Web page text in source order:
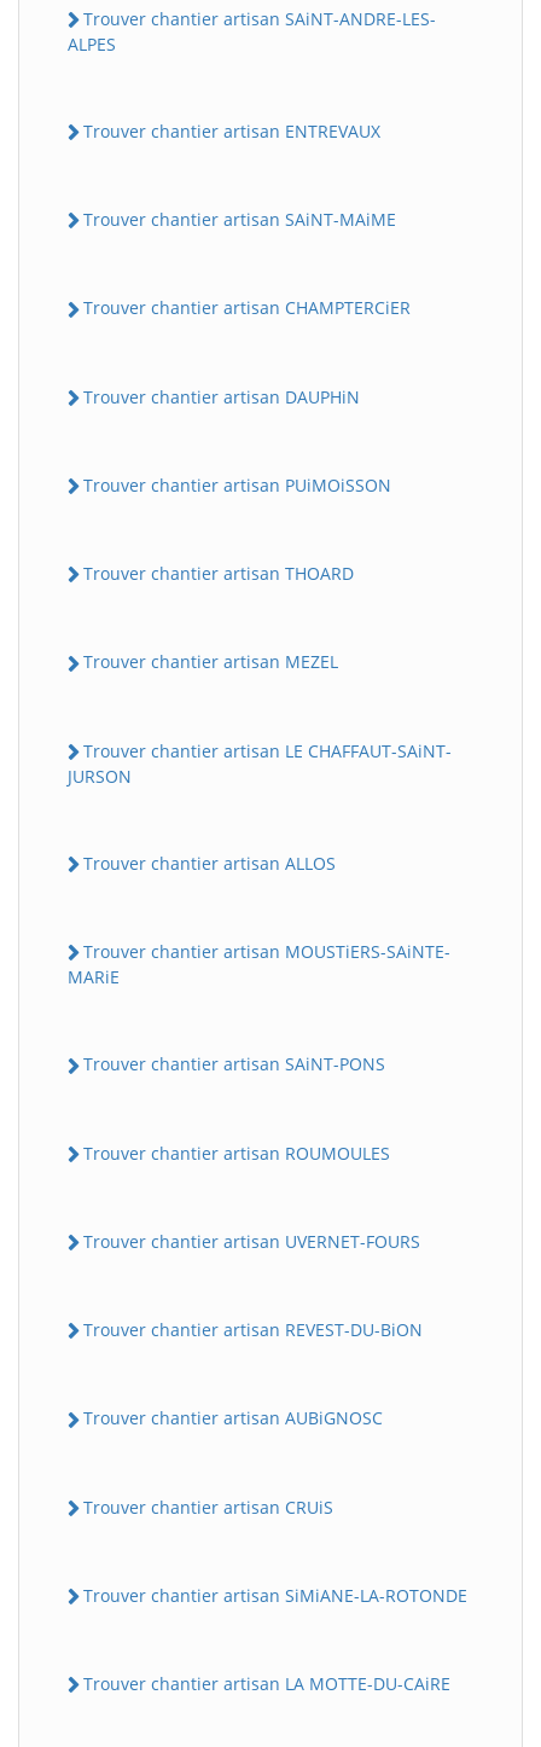
Trouver chantier artisan SAiNT-ANDRE-LES-
ALPES
Trouver chantier artisan ENTREVAUX
Trouver chantier artisan SAiNT-MAiME
Trouver chantier artisan CHAMPTERCiER
Trouver chantier artisan DAUPHiN
Trouver chantier artisan PUiMOiSSON
Trouver chantier artisan THOARD
Trouver chantier artisan MEZEL
Trouver chantier artisan LE CHAFFAUT-SAiNT-
JURSON
Trouver chantier artisan ALLOS
Trouver chantier artisan MOUSTiERS-SAiNTE-
MARiE
Trouver chantier artisan SAiNT-PONS
Trouver chantier artisan ROUMOULES
Trouver chantier artisan UVERNET-FOURS
Trouver chantier artisan REVEST-DU-BiON
Trouver chantier artisan AUBiGNOSC
Trouver chantier artisan CRUiS
Trouver chantier artisan SiMiANE-LA-ROTONDE
Trouver chantier artisan LA MOTTE-DU-CAiRE